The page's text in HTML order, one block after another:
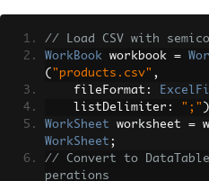
// Load CSV with
WorkBook workbook =
( "products.csv" ,
    fileFormat
:
    listDelimiter
: ";"
WorkSheet worksheet =
WorkSheet ;
// Convert to
perations